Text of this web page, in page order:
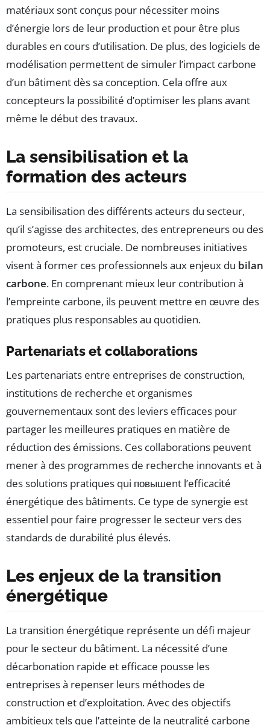
matériaux sont conçus pour nécessiter moins
d’énergie lors de leur production et pour être plus
durables en cours d’utilisation. De plus, des logiciels de
modélisation permettent de simuler l’impact carbone
d’un bâtiment dès sa conception. Cela offre aux
concepteurs la possibilité d’optimiser les plans avant
même le début des travaux.
La sensibilisation et la
formation des acteurs
La sensibilisation des différents acteurs du secteur,
qu’il s’agisse des architectes, des entrepreneurs ou des
promoteurs, est cruciale. De nombreuses initiatives
visent à former ces professionnels aux enjeux du bilan
carbone. En comprenant mieux leur contribution à
l’empreinte carbone, ils peuvent mettre en œuvre des
pratiques plus responsables au quotidien.
Partenariats et collaborations
Les partenariats entre entreprises de construction,
institutions de recherche et organismes
gouvernementaux sont des leviers efficaces pour
partager les meilleures pratiques en matière de
réduction des émissions. Ces collaborations peuvent
mener à des programmes de recherche innovants et à
des solutions pratiques qui повышent l’efficacité
énergétique des bâtiments. Ce type de synergie est
essentiel pour faire progresser le secteur vers des
standards de durabilité plus élevés.
Les enjeux de la transition
énergétique
La transition énergétique représente un défi majeur
pour le secteur du bâtiment. La nécessité d’une
décarbonation rapide et efficace pousse les
entreprises à repenser leurs méthodes de
construction et d’exploitation. Avec des objectifs
ambitieux tels que l’atteinte de la neutralité carbone